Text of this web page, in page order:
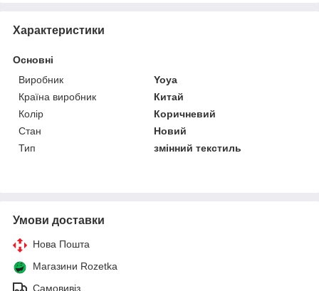
Характеристики
Основні
Виробник
Yoya
Країна виробник
Китай
Колір
Коричневий
Стан
Новий
Тип
змінний текстиль
Умови доставки
Нова Пошта
Магазини Rozetka
Самовивіз